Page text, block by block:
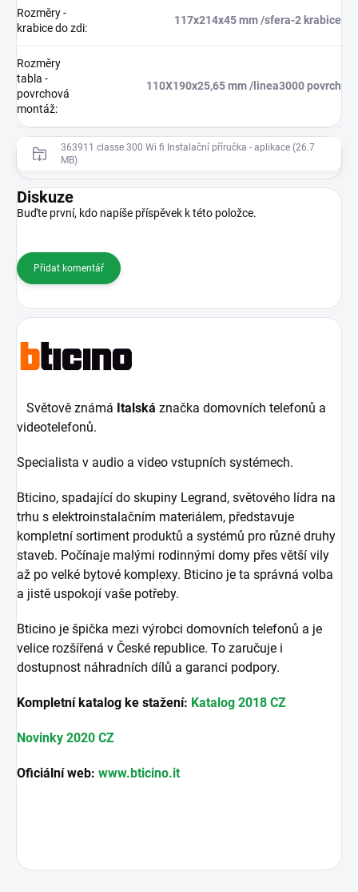
Rozměry -
krabice do zdi:
117x214x45 mm /sfera-2 krabice
Rozměry
tabla -
povrchová
montáž:
110X190x25,65 mm /linea3000 povrch
363911 classe 300 Wi fi Instalační příručka - aplikace (26.7
MB)
Diskuze
Buďte první, kdo napíše příspěvek k této položce.
Přidat komentář
Světově známá Italská značka domovních telefonů a
videotelefonů.
Specialista v audio a video vstupních systémech.
Bticino, spadající do skupiny Legrand, světového lídra na
trhu s elektroinstalačním materiálem, představuje
kompletní sortiment produktů a systémů pro různé druhy
staveb. Počínaje malými rodinnými domy přes větší vily
až po velké bytové komplexy. Bticino je ta správná volba
a jistě uspokojí vaše potřeby.
Bticino je špička mezi výrobci domovních telefonů a je
velice rozšířená v České republice. To zaručuje i
dostupnost náhradních dílů a garanci podpory.
Kompletní katalog ke stažení: Katalog 2018 CZ
Novinky 2020 CZ
Oficiální web: www.bticino.it